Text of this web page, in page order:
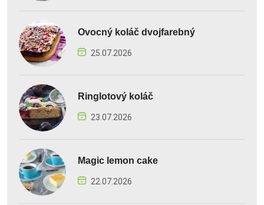
Ovocný koláč dvojfarebný
25.07.2026
Ringlotový koláč
23.07.2026
Magic lemon cake
22.07.2026